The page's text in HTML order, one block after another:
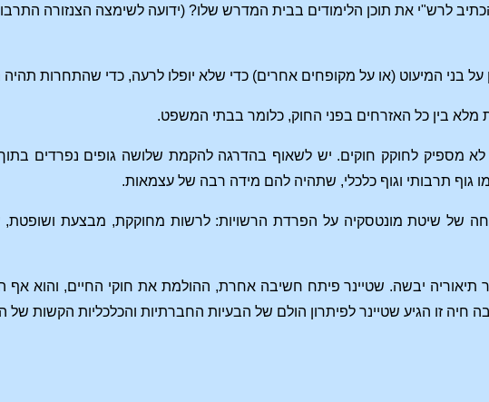
לרש"י את תוכן הלימודים בבית המדרש שלו? (ידועה לשימצה הצנזורה
על בני המיעוט (או על מקופחים אחרים) כדי שלא יופלו לרעה, כדי שהתחרות
מלא בין כל האזרחים בפני החוק, כלומר בבתי המשפט.
מספיק לחוקק חוקים. יש לשאוף בהדרגה להקמת שלושה גופים נפרדים בתוך
גוף תרבותי וגוף כלכלי, שתהיה להם מידה רבה של עצמאות.
של שיטת מונטסקיה על הפרדת הרשויות: לרשות מחוקקת, מבצעת
תיאוריה יבשה. שטיינר פיתח חשיבה אחרת, ההולמת את חוקי החיים, והוא אף
זו הגיע שטיינר לפיתרון הולם של הבעיות החברתיות והכלכליות הקשות של